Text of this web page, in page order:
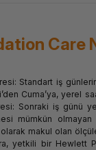
Care
Standart iş
Cuma’ya, yerel
Sonraki iş günü
mümkün
makul olan
yetkili bir Hewlett